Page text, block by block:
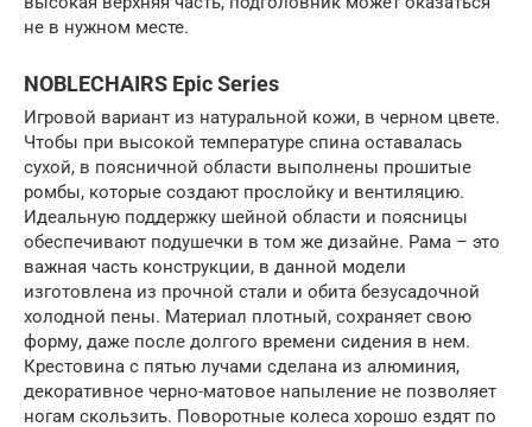
не в нужном месте.
NOBLECHAIRS Epic Series
Игровой вариант из натуральной кожи, в черном цвете.
Чтобы при высокой температуре спина оставалась
сухой, в поясничной области выполнены прошитые
ромбы, которые создают прослойку и вентиляцию.
Идеальную поддержку шейной области и поясницы
обеспечивают подушечки в том же дизайне. Рама – это
важная часть конструкции, в данной модели
изготовлена из прочной стали и обита безусадочной
холодной пены. Материал плотный, сохраняет свою
форму, даже после долгого времени сидения в нем.
Крестовина с пятью лучами сделана из алюминия,
декоративное черно-матовое напыление не позволяет
ногам скользить. Поворотные колеса хорошо ездят по